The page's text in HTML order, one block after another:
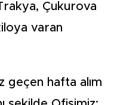
Çukurova
varan
geçen hafta alım